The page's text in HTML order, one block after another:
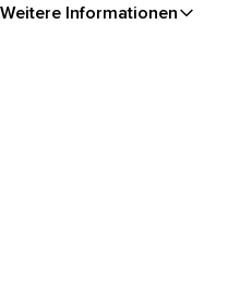
Weitere Informationen